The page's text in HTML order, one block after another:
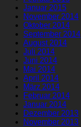
Januar 2015
November 2014
Oktober 2014
September 2014
August 2014
Juli 2014
Juni 2014
Mai 2014
April 2014
März 2014
Februar 2014
Januar 2014
Dezember 2013
November 2013